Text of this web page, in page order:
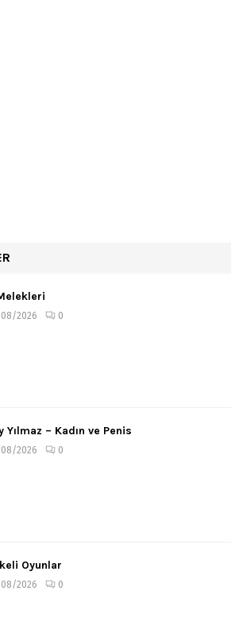
2026 0
Yılmaz – Kadın ve Penis
2026 0
Oyunlar
2026 0